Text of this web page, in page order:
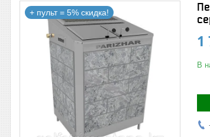
+ пульт = 5% скидка!
1
В